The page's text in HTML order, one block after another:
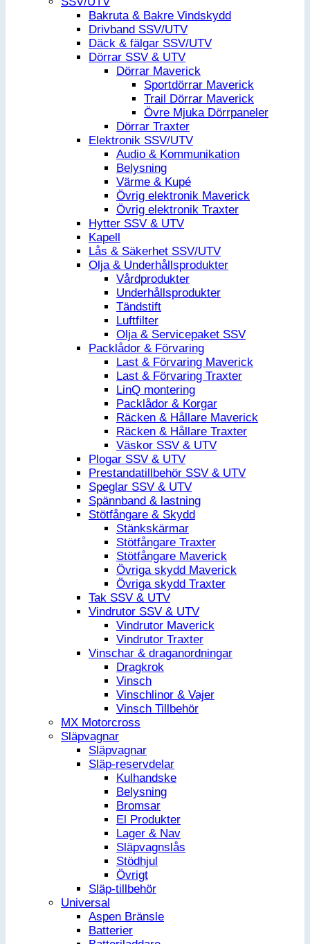
Bakruta & Bakre Vindskydd
Drivband SSV/UTV
Däck & fälgar SSV/UTV
Dörrar SSV & UTV
Dörrar Maverick
Sportdörrar Maverick
Trail Dörrar Maverick
Övre Mjuka Dörrpaneler
Dörrar Traxter
Elektronik SSV/UTV
Audio & Kommunikation
Belysning
Värme & Kupé
Övrig elektronik Maverick
Övrig elektronik Traxter
Hytter SSV & UTV
Kapell
Lås & Säkerhet SSV/UTV
Olja & Underhållsprodukter
Vårdprodukter
Underhållsprodukter
Tändstift
Luftfilter
Olja & Servicepaket SSV
Packlådor & Förvaring
Last & Förvaring Maverick
Last & Förvaring Traxter
LinQ montering
Packlådor & Korgar
Räcken & Hållare Maverick
Räcken & Hållare Traxter
Väskor SSV & UTV
Plogar SSV & UTV
Prestandatillbehör SSV & UTV
Speglar SSV & UTV
Spännband & lastning
Stötfångare & Skydd
Stänkskärmar
Stötfångare Traxter
Stötfångare Maverick
Övriga skydd Maverick
Övriga skydd Traxter
Tak SSV & UTV
Vindrutor SSV & UTV
Vindrutor Maverick
Vindrutor Traxter
Vinschar & draganordningar
Dragkrok
Vinsch
Vinschlinor & Vajer
Vinsch Tillbehör
MX Motorcross
Släpvagnar
Släpvagnar
Släp-reservdelar
Kulhandske
Belysning
Bromsar
El Produkter
Lager & Nav
Släpvagnslås
Stödhjul
Övrigt
Släp-tillbehör
Universal
Aspen Bränsle
Batterier